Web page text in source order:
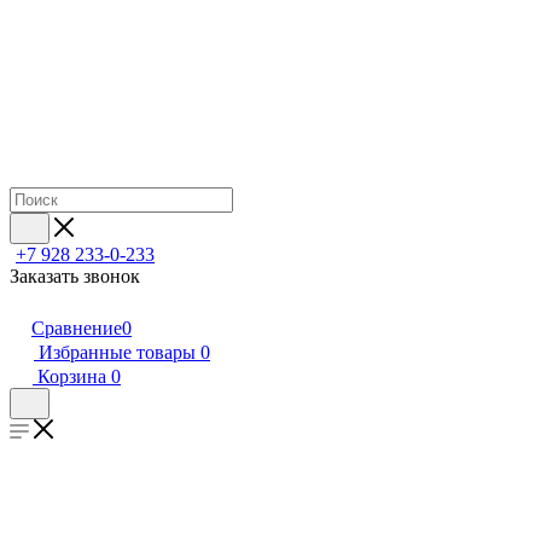
+7 928 233-0-233
Заказать звонок
Сравнение0
Избранные товары 0
Корзина 0